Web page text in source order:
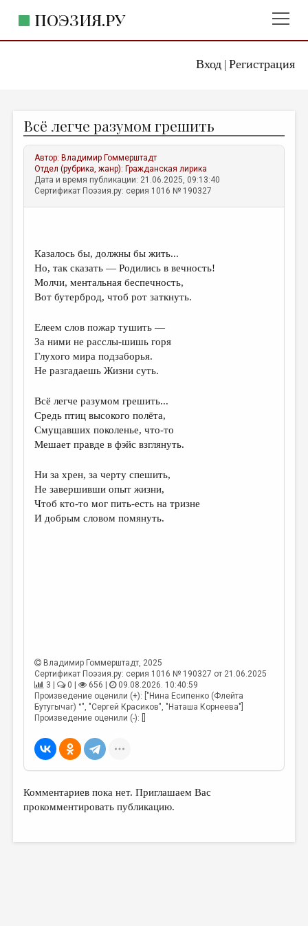
Вход| Регистрация
ПОЭЗИЯ.РУ
ЖАНРЫ
АВТОРЫ
КОММЕНТАРИИ
ЛИТСАЛОН
ПРАВИЛА САЙТА
ОТДЕЛЫ И РУБРИКИ
ИЗБРАННОЕ
ДАЙДЖЕСТ
ПРОИЗВЕДЕНИЯ
ПЕРЕВОДЫ
КОНКУРСЫ
ДЕТСКАЯ КОМНАТА
КНИЖНАЯ ПОЛКА
ОБЗОР ЛИТЕРАТУРЫ
СТРАНИЦЫ ПАМЯТИ
ОБЪЯВЛЕНИЯ
ЛИТЕРАТУРОВЕДЕНИЕ
КУЛЬТУРОВЕДЕНИЕ
ПУБЛИЦИСТИКА
РЕЦЕНЗИРОВАНИЕ
ЦИКЛЫ ПУБЛИКАЦИЙ
ТРЕДИАКОВСКИЙ
МЕДИА
ВКОНТАКТЕ
Всё легче разумом грешить
Автор: Владимир Гоммерштадт
Отдел (рубрика, жанр): Гражданская лирика
Дата и время публикации: 21.06.2025, 09:13:40
Сертификат Поэзия.ру: серия 1016 № 190327
Казалось бы, должны бы жить...
Но, так сказать — Родились в вечность!
Молчи, ментальная беспечность,
Вот бутерброд, чтоб рот заткнуть.
Елеем слов пожар тушить —
За ними не расслы-шишь горя
Глухого мира подзаборья.
Не разгадаешь Жизни суть.
Всё легче разумом грешить...
Средь птиц высокого полёта,
Смущавших поколенье, что-то
Мешает правде в фэйс взглянуть.
Ни за хрен, за черту спешить,
Не завершивши опыт жизни,
Чтоб кто-то мог пить-есть на тризне
И добрым словом помянуть.
Владимир Гоммерштадт, 2025
Сертификат Поэзия.ру: серия 1016 № 190327 от 21.06.2025
3 |
0 | 656 |
09.08.2026. 10:40:59
Произведение оценили (+): ["Нина Есипенко (Флейта
Бутугычаг) °", "Сергей Красиков", "Наташа Корнеева"]
Произведение оценили (-): []
Комментариев пока нет. Приглашаем Вас
прокомментировать публикацию.